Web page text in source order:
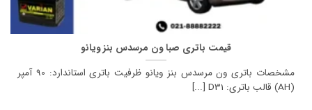
قیمت باتری صبا ون مرسدس بنز ویانو
مشخصات باتری ون مرسدس بنز ویانو ظرفیت باتری استاندارد: 90 آمپر
(AH) قالب باتری: D31 [...]